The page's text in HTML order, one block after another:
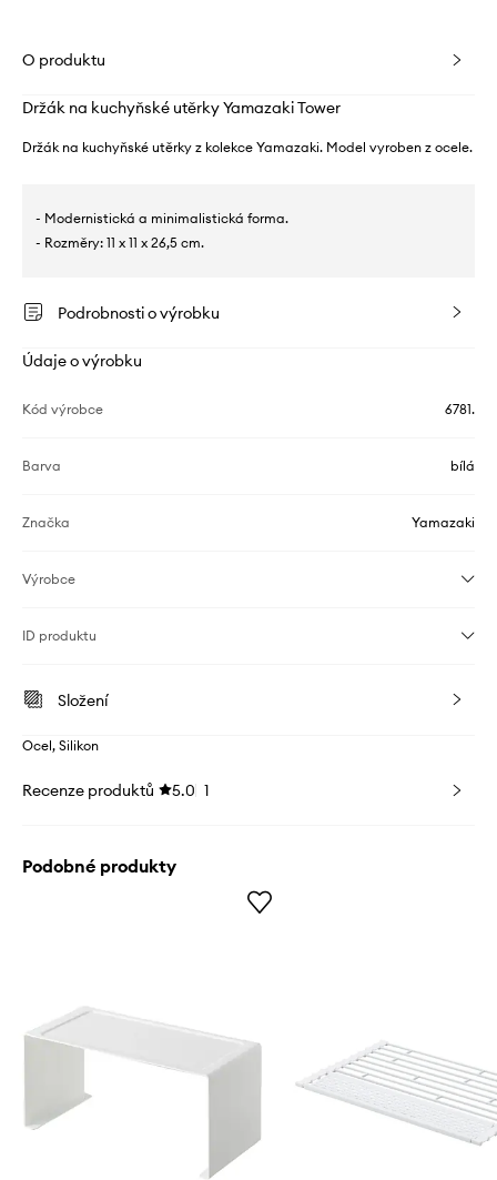
O produktu
Držák na kuchyňské utěrky Yamazaki Tower
Držák na kuchyňské utěrky z kolekce Yamazaki. Model vyroben z ocele.
- Modernistická a minimalistická forma.
- Rozměry: 11 x 11 x 26,5 cm.
Podrobnosti o výrobku
Údaje o výrobku
Kód výrobce 6781.
Barva bílá
Značka Yamazaki
Výrobce
ID produktu
Složení
Ocel, Silikon
Recenze produktů 5.0 1
Podobné produkty